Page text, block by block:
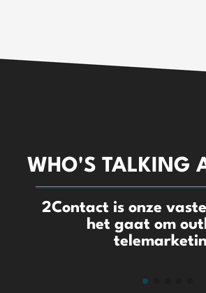
WHO'S TALKING
2Contact is onze
het gaat om